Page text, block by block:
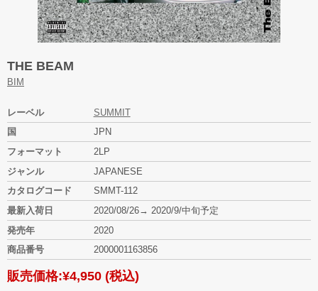
THE BEAM
BIM
レーベル
SUMMIT
国
JPN
フォーマット
2LP
ジャンル
JAPANESE
カタログコード
SMMT-112
最新入荷日
2020/08/26→ 2020/9/中旬予定
発売年
2020
商品番号
2000001163856
販売価格:¥4,950 (税込)